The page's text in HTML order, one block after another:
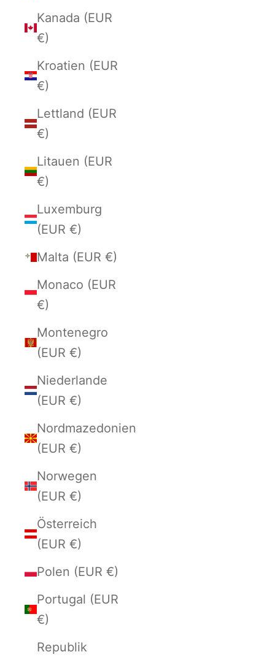
Kanada (EUR
€)
Kroatien (EUR
€)
Lettland (EUR
€)
Litauen (EUR
€)
Luxemburg
(EUR €)
Malta (EUR €)
Monaco (EUR
€)
Montenegro
(EUR €)
Niederlande
(EUR €)
Nordmazedonien
(EUR €)
Norwegen
(EUR €)
Österreich
(EUR €)
Polen (EUR €)
Portugal (EUR
€)
Republik